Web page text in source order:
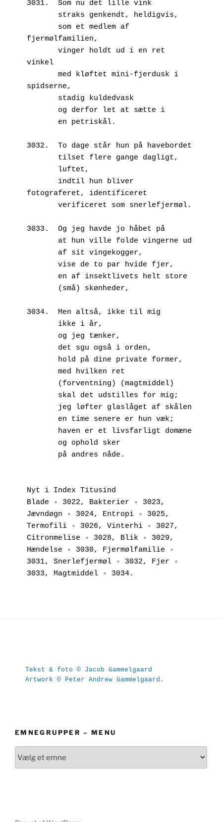
3031.  Som nu det lille vink
       straks genkendt, heldigvis,
fjermølfamilien,
vinkel
spidserne,
       stadig kuldedvask
       og derfor let at sætte i
       en petriskål.
3032.  To dage står hun på havebordet
       tilset flere gange dagligt,
       luftet,
fotograferet, identificeret
       verificeret som snerlefjermøl.
3033.  Og jeg havde jo håbet på
       at hun ville folde vingerne ud
       af sit vingekogger,
       vise de to par hvide fjer,
       en af insektlivets helt store
       (små) skønheder,
3034.  Men altså, ikke til mig
       ikke i år,
       og jeg tænker,
       det sgu også i orden,
       hold på dine private former,
       med hvilken ret
       (forventning) (magtmiddel)
       skal det udstilles for mig;
       jeg løfter glaslåget af skålen
       en time senere er hun væk;
       haven er et livsfarligt domæne
       og ophold sker
       på andres nåde.
Nyt i Index Titusind
Blade ◦ 3022, Bakterier ◦ 3023,
Jævndøgn ◦ 3024, Entropi ◦ 3025,
Termofili ◦ 3026, Vinterhi ◦ 3027,
Citronmelise ◦ 3028, Blik ◦ 3029,
Hændelse ◦ 3030, Fjermølfamilie ◦
3031, Snerlefjermøl ◦ 3032, Fjer ◦
3033, Magtmiddel ◦ 3034.
Tekst & foto © Jacob Gammelgaard
Artwork © Peter Andrew Gammelgaard.
EMNEGRUPPER – MENU